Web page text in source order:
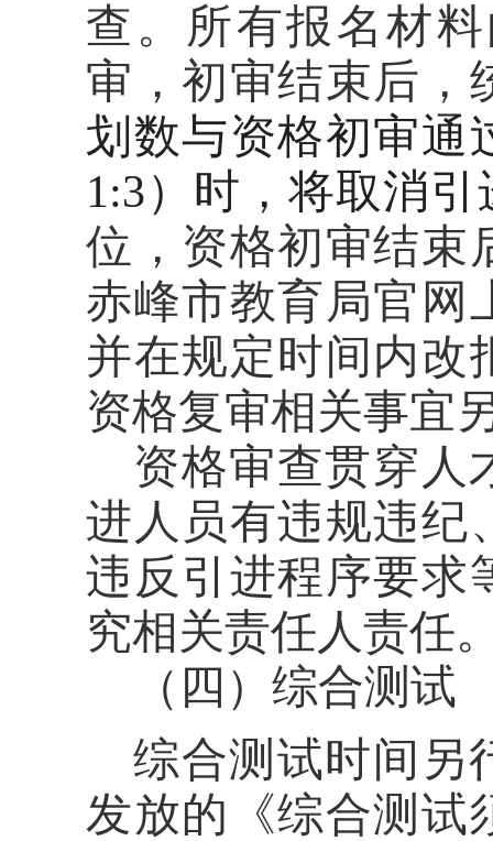
查。所有报名材
审，初审结束后，
划数与资格初审通
1:3）时，将取消
位，资格初审结束
赤峰市教育局官网
并在规定时间内改
资格复审相关事宜
资格审查贯穿人
进人员有违规违纪
违反引进程序要求
究相关责任人责任
（四）综合测试
综合测试时间另
发放的《综合测试